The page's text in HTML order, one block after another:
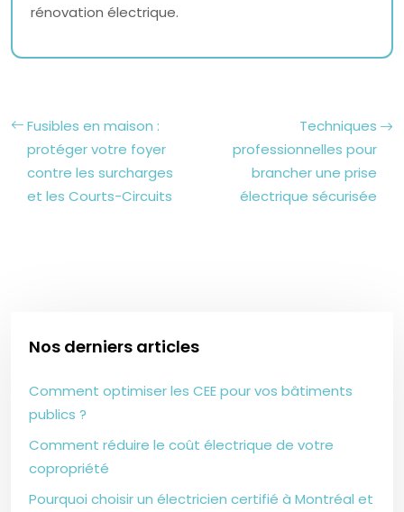
rénovation électrique.
Fusibles en maison :
protéger votre foyer
contre les surcharges
et les Courts-Circuits
Techniques
professionnelles pour
brancher une prise
électrique sécurisée
Nos derniers articles
Comment optimiser les CEE pour vos bâtiments
publics ?
Comment réduire le coût électrique de votre
copropriété
Pourquoi choisir un électricien certifié à Montréal et